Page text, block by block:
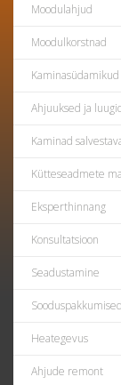
Moodulahjud
Moodulkorstnad
Kaminasüdamikud
Ahjuuksed ja
Kaminad
Kütteseadmete
Eksperthinnang
Konsultatsioon
Seadustamine
Sooduspakkumised
Heategevus
Ahjude remont